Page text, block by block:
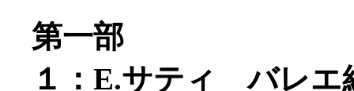
第一部
１：E.サティ バレエ